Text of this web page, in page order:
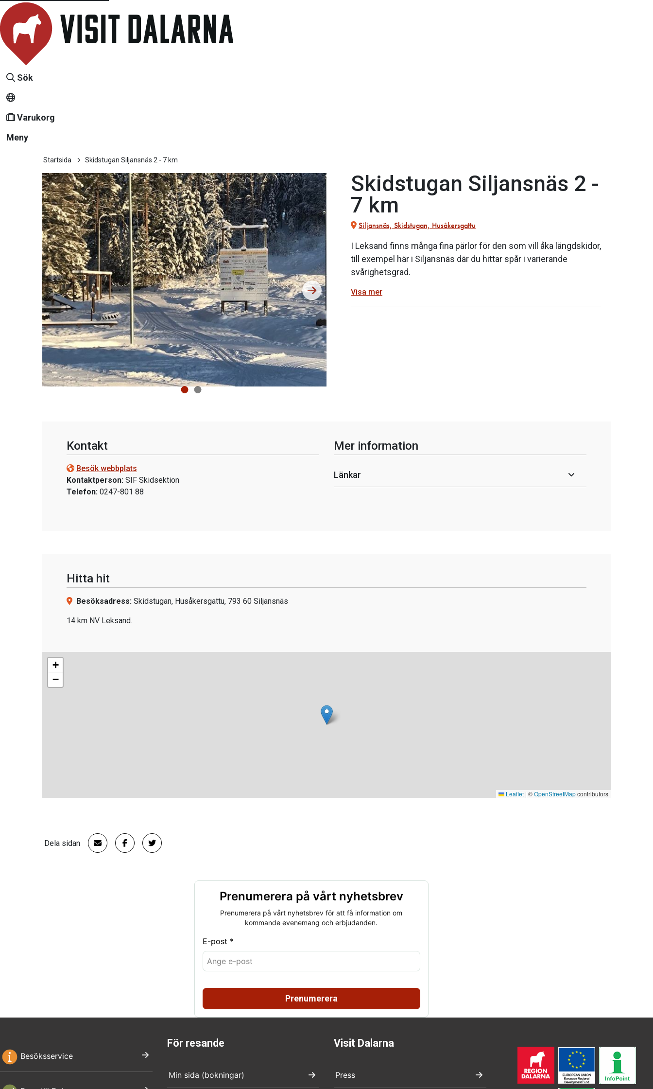
Sök
Varukorg
Meny
Startsida Skidstugan Siljansnäs 2 - 7 km
Skidstugan Siljansnäs 2 -
7 km
Siljansnäs, Skidstugan, Husåkersgattu
I Leksand finns många fina pärlor för den som vill åka längdskidor,
till exempel här i Siljansnäs där du hittar spår i varierande
svårighetsgrad.
Visa mer
Kontakt
Besök webbplats
Kontaktperson:SIF Skidsektion
Telefon: 0247-801 88
Mer information
Länkar
Hitta hit
Besöksadress: Skidstugan, Husåkersgattu, 793 60 Siljansnäs
14 km NV Leksand.
+
−
Leaflet | ©OpenStreetMapcontributors
Dela sidan
Prenumerera på vårt nyhetsbrev
Prenumerera på vårt nyhetsbrev för att få information om
kommande evenemang och erbjudanden.
E-post *
Prenumerera
Besöksservice
För resande
Min sida (bokningar)
Visit Dalarna
Press